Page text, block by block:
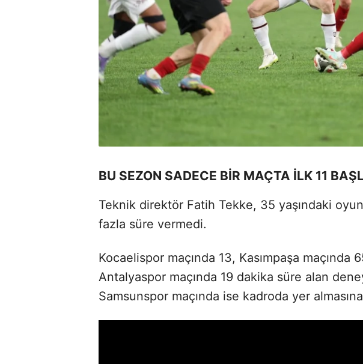
BU SEZON SADECE BİR MAÇTA İLK 11
Teknik direktör Fatih Tekke, 35 yaşındaki
fazla süre vermedi.
Kocaelispor maçında 13, Kasımpaşa maçında
Antalyaspor maçında 19 dakika süre alan
Samsunspor maçında ise kadroda yer